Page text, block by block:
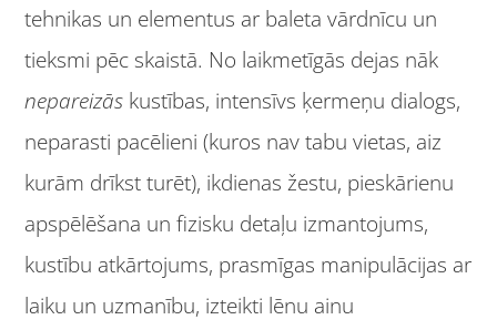
tehnikas un elementus ar baleta vārdnīcu un
tieksmi pēc skaistā. No laikmetīgās dejas nāk
nepareizās kustības, intensīvs ķermeņu dialogs,
neparasti pacēlieni (kuros nav tabu vietas, aiz
kurām drīkst turēt), ikdienas žestu, pieskārienu
apspēlēšana un fizisku detaļu izmantojums,
kustību atkārtojums, prasmīgas manipulācijas ar
laiku un uzmanību, izteikti lēnu ainu